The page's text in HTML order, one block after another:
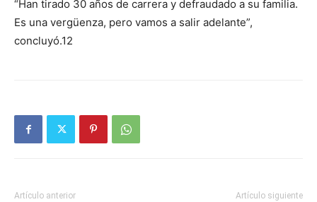
“Han tirado 30 años de carrera y defraudado a su familia.
Es una vergüenza, pero vamos a salir adelante”,
concluyó.12
Artículo anterior Artículo siguiente